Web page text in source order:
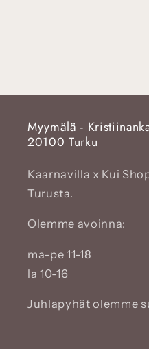
Myymälä -
20100 Turku
Kaarnavilla x Kui
Turusta.
Olemme avoinna:
ma-pe 11-18
la 10-16
Juhlapyhät olemme